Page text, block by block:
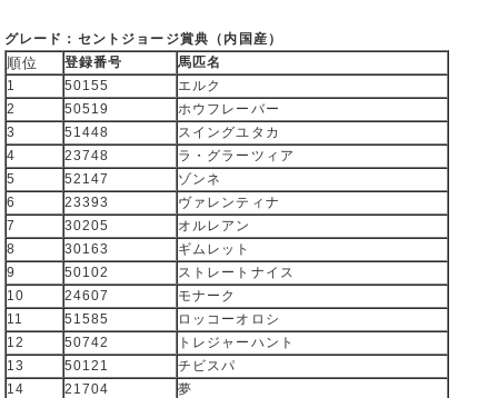
グレード：セントジョージ賞典（内国産）
順位 登録番号
馬匹名
1
50155
エルク
2
50519
ホウフレーバー
3
51448
スイングユタカ
4
23748
ラ・グラーツィア
5
52147
ゾンネ
6
23393
ヴァレンティナ
7
30205
オルレアン
8
30163
ギムレット
9
50102
ストレートナイス
10
24607
モナーク
11
51585
ロッコーオロシ
12
50742
トレジャーハント
13
50121
チビスパ
14
21704
夢